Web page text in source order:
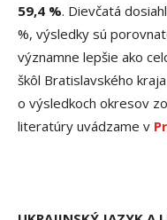
59,4 %. Dievčatá
%, výsledky sú
významne lepšie ako
škôl Bratislavského
o výsledkoch okresov
literatúry uvádzame v